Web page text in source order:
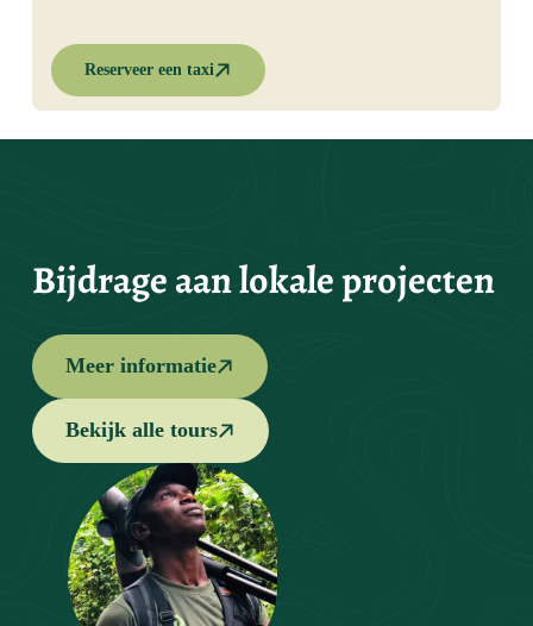
Reserveer een taxi
Bijdrage aan lokale projecten
Meer informatie
Bekijk alle tours